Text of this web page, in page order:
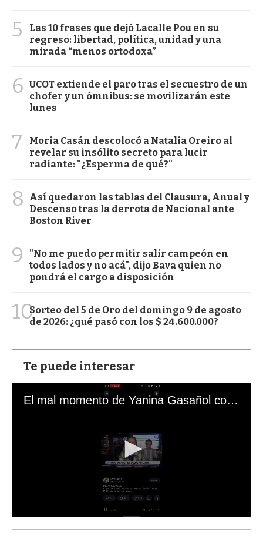
5
Las 10 frases que dejó Lacalle Pou en su
regreso: libertad, política, unidad y una
mirada “menos ortodoxa”
6 UCOT extiende el paro tras el secuestro de un
chofer y un ómnibus: se movilizarán este
lunes
7
Moria Casán descolocó a Natalia Oreiro al
revelar su insólito secreto para lucir
radiante: "¿Esperma de qué?"
8
Así quedaron las tablas del Clausura, Anual y
Descenso tras la derrota de Nacional ante
Boston River
9
"No me puedo permitir salir campeón en
todos lados y no acá", dijo Bava quien no
pondrá el cargo a disposición
10Sorteo del 5 de Oro del domingo 9 de agosto
de 2026: ¿qué pasó con los $ 24.600.000?
Te puede interesar
El mal momento de Yanina Gasañol con un hincha argentino en "Subrayado"
s